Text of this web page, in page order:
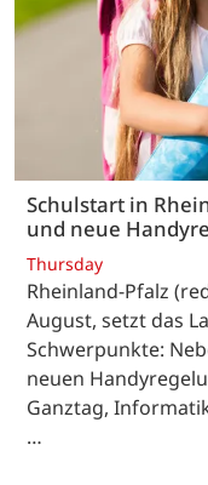
Schulstart in
und neue
Thursday
Rheinland-Pfalz
August, setzt das
Schwerpunkte:
neuen
Ganztag,
…